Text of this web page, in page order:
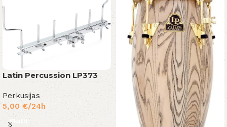
Latin Percussion LP373
Perkusijas
5,00 €/24h
Skatīt